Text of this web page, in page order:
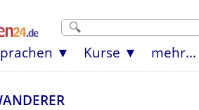
Kurse mehr...